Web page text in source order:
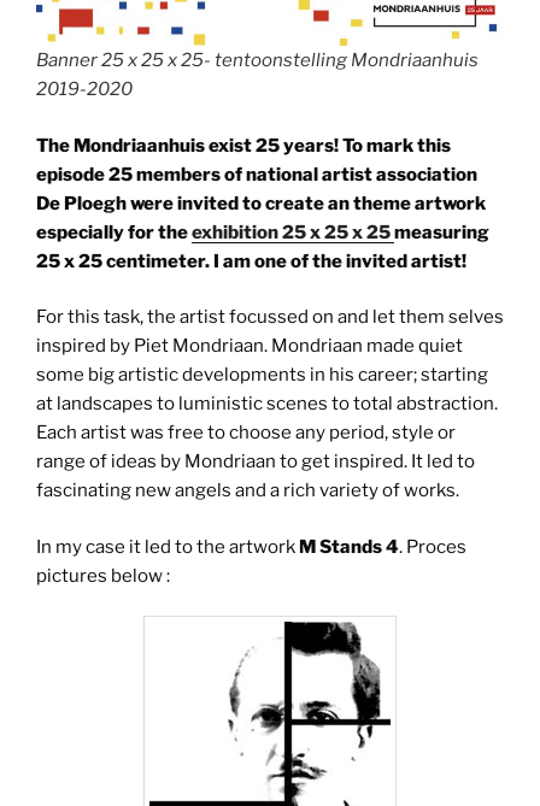
Banner 25 x 25 x 25- tentoonstelling Mondriaanhuis
2019-2020
The Mondriaanhuis exist 25 years! To mark this
episode 25 members of national artist association
De Ploegh were invited to create an theme artwork
especially for theexhibition 25 x 25 x 25measuring
25 x 25 centimeter. I am one of the invited artist!
For this task, the artist focussed on and let them selves
inspired by Piet Mondriaan. Mondriaan made quiet
some big artistic developments in his career; starting
at landscapes to luministic scenes to total abstraction.
Each artist was free to choose any period, style or
range of ideas by Mondriaan to get inspired. It led to
fascinating new angels and a rich variety of works.
In my case it led to the artwork M Stands 4. Proces
pictures below :